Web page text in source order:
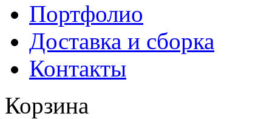
Портфолио
Доставка и сборка
Контакты
Корзина